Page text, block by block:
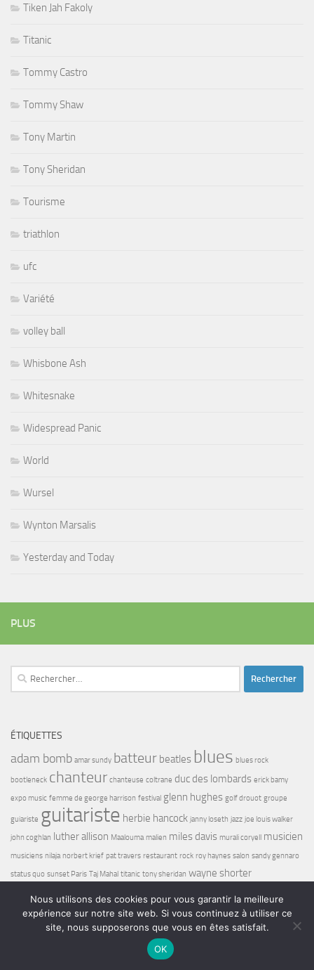
Tiken Jah Fakoly
Titanic
Tommy Castro
Tommy Shaw
Tony Martin
Tony Sheridan
Tourisme
triathlon
ufc
Variété
volley ball
Whisbone Ash
Whitesnake
Widespread Panic
World
Wursel
Wynton Marsalis
Yesterday and Today
PLUS
Rechercher :
ÉTIQUETTES
adam bomb amar sundy batteur beatles blues blues rock
bootleneck chanteur chanteuse coltrane duc des lombards erick bamy
expo music femme de george harrison festival glenn hughes golf drouot groupe
guiariste guitariste herbie hancock janny loseth jazz joe louis walker
john coghlan luther allison Maalouma malien miles davis murali coryell musicien
musiciens nilaja norbert krief pat travers restaurant rock roy haynes salon sandy gennaro
status quo sunset Paris Taj Mahal titanic tony sheridan wayne shorter
Bel7 Infos © 2026. Tous droits réservés.
Nous utilisons des cookies pour vous garantir la meilleure
expérience sur notre site web. Si vous continuez à utiliser ce
site, nous supposerons que vous en êtes satisfait.
OK